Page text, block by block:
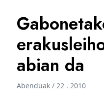
abian da
Abenduak / 22 . 2010